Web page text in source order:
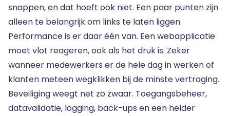
snappen, en dat hoeft ook niet. Een paar punten zijn
alleen te belangrijk om links te laten liggen.
Performance is er daar één van. Een webapplicatie
moet vlot reageren, ook als het druk is. Zeker
wanneer medewerkers er de hele dag in werken of
klanten meteen wegklikken bij de minste vertraging.
Beveiliging weegt net zo zwaar. Toegangsbeheer,
datavalidatie, logging, back-ups en een helder